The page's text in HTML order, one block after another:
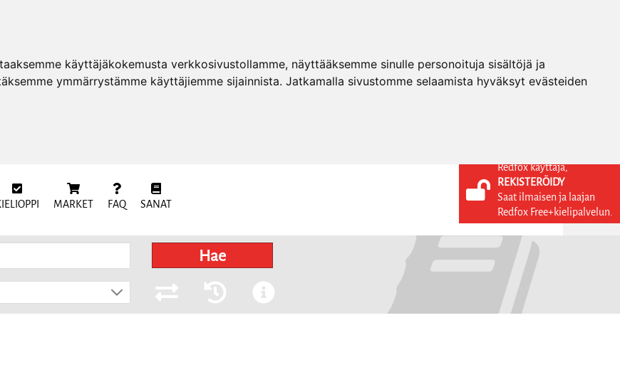
käyttäjäkokemusta verkkosivustollamme, näyttääksemme sinulle personoituja sisältöjä ja
ymmärrystämme käyttäjiemme sijainnista. Jatkamalla sivustomme selaamista hyväksyt evästeiden
MARKET FAQ SANAT
KIRJAUDU SISÄÄN
REKISTERÖIDY
Hae
Redfox käyttäjä,
REKISTERÖIDY
Saat ilmaisen ja laajan
Redfox Free+kielipalvelun.